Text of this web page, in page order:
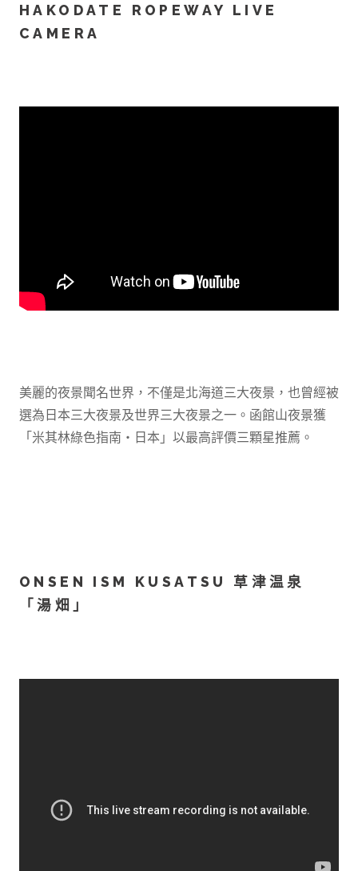
HAKODATE ROPEWAY LIVE
CAMERA
美麗的夜景聞名世界，不僅是北海道三大夜景，也曾經被
選為日本三大夜景及世界三大夜景之一。函館山夜景獲
「米其林綠色指南・日本」以最高評價三顆星推薦。
ONSEN ISM KUSATSU 草津温泉
「湯畑」